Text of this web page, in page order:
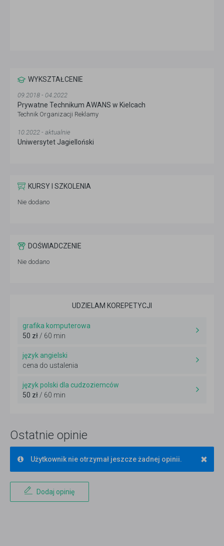
WYKSZTAŁCENIE
09.2018 - 04.2022
Prywatne Technikum AWANS w Kielcach
Technik Organizacji Reklamy
10.2022 - aktualnie
Uniwersytet Jagielloński
KURSY I SZKOLENIA
Nie dodano
DOŚWIADCZENIE
Nie dodano
UDZIELAM KOREPETYCJI
grafika komputerowa
50 zł/ 60 min
język angielski
cena do ustalenia
język polski dla cudzoziemców
50 zł/ 60 min
Ostatnie opinie
×
Użytkownik nie otrzymał jeszcze żadnej opinii.
Dodaj opinię